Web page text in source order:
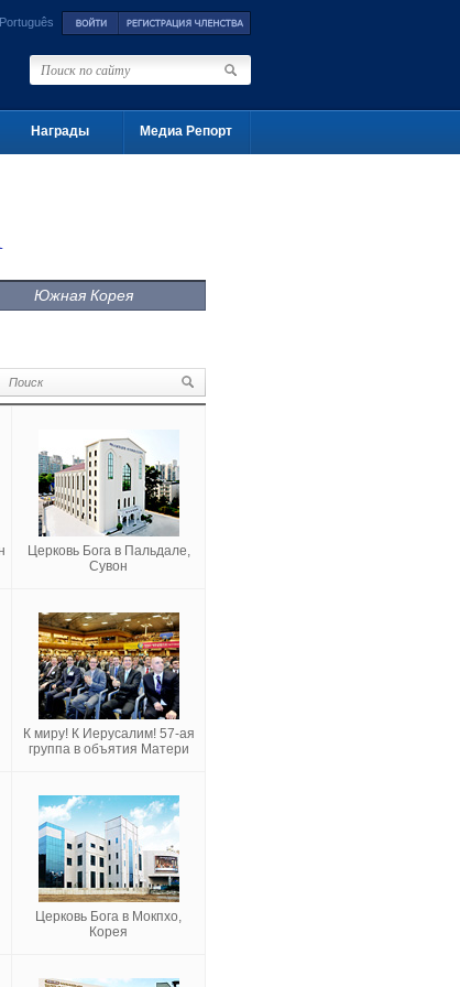
Português
Награды Медиа Репорт
Южная Корея
Церковь Бога в Пальдале,
Сувон
К миру! К Иерусалим! 57-ая
группа в объятия Матери
Церковь Бога в Мокпхо,
Корея